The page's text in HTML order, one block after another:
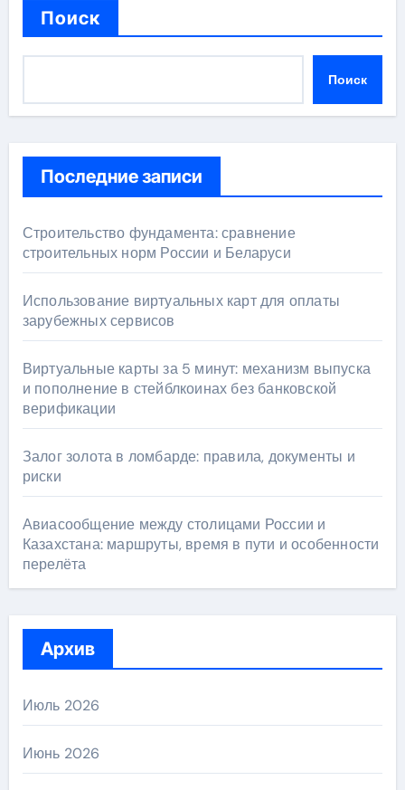
Поиск
Поиск
Последние записи
Строительство фундамента: сравнение
строительных норм России и Беларуси
Использование виртуальных карт для оплаты
зарубежных сервисов
Виртуальные карты за 5 минут: механизм выпуска
и пополнение в стейблкоинах без банковской
верификации
Залог золота в ломбарде: правила, документы и
риски
Авиасообщение между столицами России и
Казахстана: маршруты, время в пути и особенности
перелёта
Архив
Июль 2026
Июнь 2026